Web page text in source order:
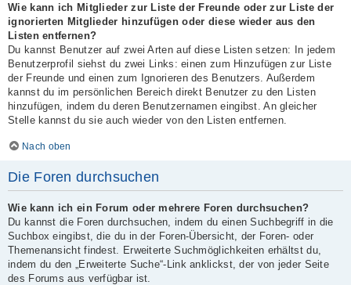
Wie kann ich Mitglieder zur Liste der Freunde oder zur Liste der
ignorierten Mitglieder hinzufügen oder diese wieder aus den
Listen entfernen?
Du kannst Benutzer auf zwei Arten auf diese Listen setzen: In jedem
Benutzerprofil siehst du zwei Links: einen zum Hinzufügen zur Liste
der Freunde und einen zum Ignorieren des Benutzers. Außerdem
kannst du im persönlichen Bereich direkt Benutzer zu den Listen
hinzufügen, indem du deren Benutzernamen eingibst. An gleicher
Stelle kannst du sie auch wieder von den Listen entfernen.
Nach oben
Die Foren durchsuchen
Wie kann ich ein Forum oder mehrere Foren durchsuchen?
Du kannst die Foren durchsuchen, indem du einen Suchbegriff in die
Suchbox eingibst, die du in der Foren-Übersicht, der Foren- oder
Themenansicht findest. Erweiterte Suchmöglichkeiten erhältst du,
indem du den „Erweiterte Suche“-Link anklickst, der von jeder Seite
des Forums aus verfügbar ist.